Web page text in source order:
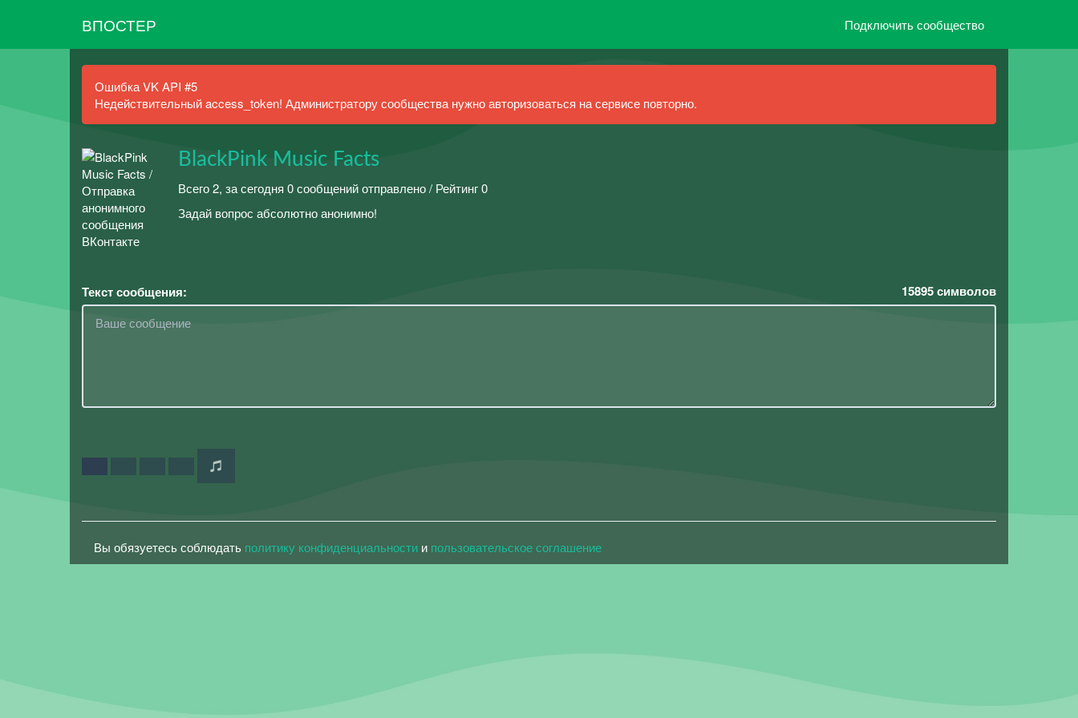
ВПОСТЕР Подключить сообщество
Ошибка VK API #5
Недействительный access_token! Администратору сообщества нужно авторизоваться на сервисе повторно.
BlackPink Music Facts
Всего 2, за сегодня 0 сообщений отправлено / Рейтинг 0
Задай вопрос абсолютно анонимно!
Текст сообщения: 15895символов
Вы обязуетесь соблюдать политику конфиденциальности и пользовательское соглашение